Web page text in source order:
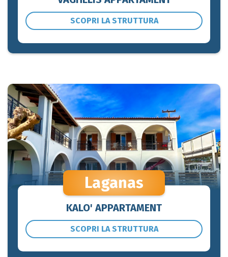
SCOPRI LA STRUTTURA
Laganas
KALO' APPARTAMENT
SCOPRI LA STRUTTURA